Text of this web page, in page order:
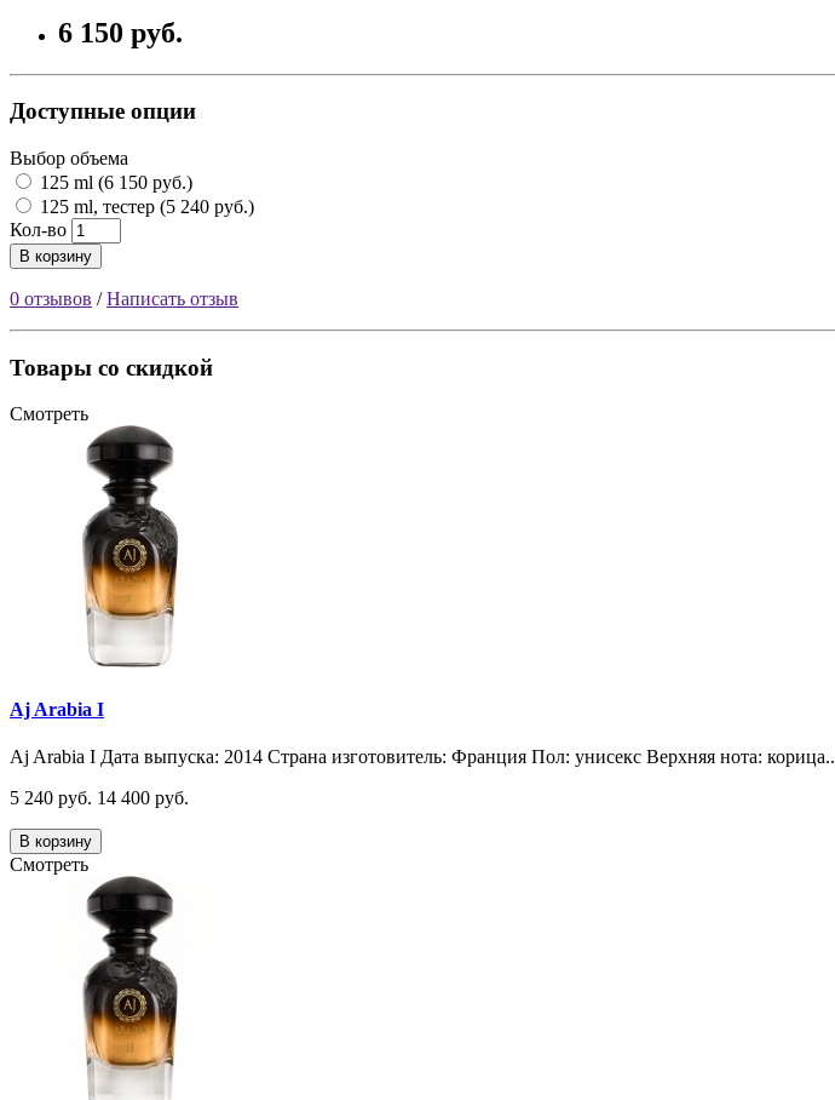
6 150 руб.
Доступные опции
Выбор объема
125 ml (6 150 руб.)
125 ml, тестер (5 240 руб.)
Кол-во
В корзину
0 отзывов /Написать отзыв
Товары со скидкой
Смотреть
Aj Arabia I
Aj Arabia I Дата выпуска: 2014 Страна изготовитель: Франция Пол: унисекс Верхняя нота: корица..
5 240 руб. 14 400 руб.
В корзину
Смотреть